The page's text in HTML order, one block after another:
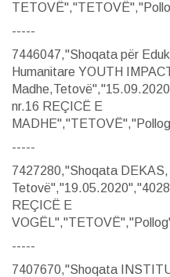
-----
7446047,"Shoqata për
Humanitare YOUTH
nr.16 REÇICË E
-----
7427280,"Shoqata DEKAS,
REÇICË E
-----
7407670,"Shoqata